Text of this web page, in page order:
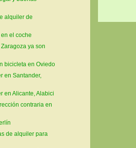
alquiler de
el coche
ya son
bicicleta en Oviedo
en Santander,
en Alicante, Alabici
contraria en
de alquiler para